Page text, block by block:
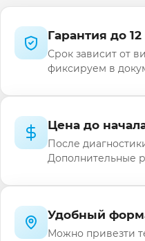
Гарантия до
Срок зависит от
фиксируем в
Цена до
После
Дополнительные
Удобный
Можно привезти